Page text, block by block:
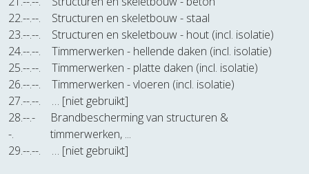
22.--.--.
Structuren en skeletbouw - staal
23.--.--.
Structuren en skeletbouw - hout (incl. isolatie)
24.--.--.
Timmerwerken - hellende daken (incl. isolatie)
25.--.--.
Timmerwerken - platte daken (incl. isolatie)
26.--.--.
Timmerwerken - vloeren (incl. isolatie)
27.--.--.
… [niet gebruikt]
28.--.-
-.
Brandbescherming van structuren &
timmerwerken, ...
29.--.--.
… [niet gebruikt]